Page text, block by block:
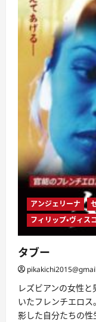
アンジェリーナ
フィリップ・ヴィス
タブー
レズビアンの女性
いたフレンチエロ
影した自分たちの